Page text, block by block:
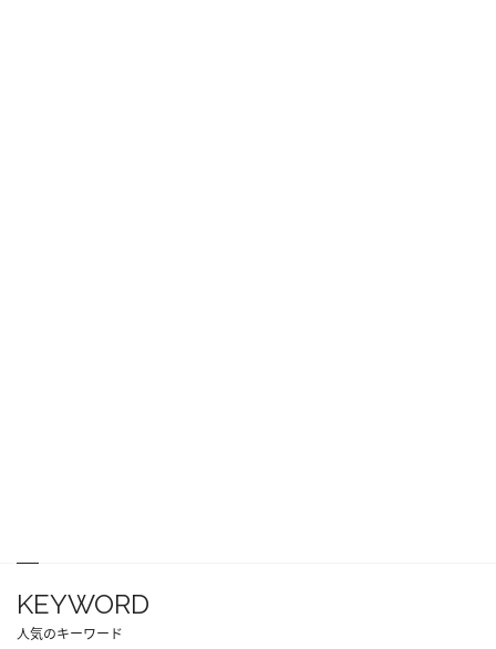
KEYWORD
人気のキーワード